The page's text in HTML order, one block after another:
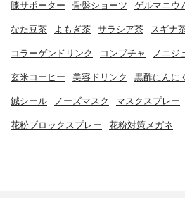
膝サポーター 骨盤ショーツ ゲルマニウ
なた豆茶 よもぎ茶 サラシア茶 スギナ
コラーゲンドリンク コンブチャ ノニジ
玄米コーヒー 美容ドリンク 黒酢にんにく
鍼シール ノーズマスク マスクスプレー
花粉ブロックスプレー 花粉対策メガネ